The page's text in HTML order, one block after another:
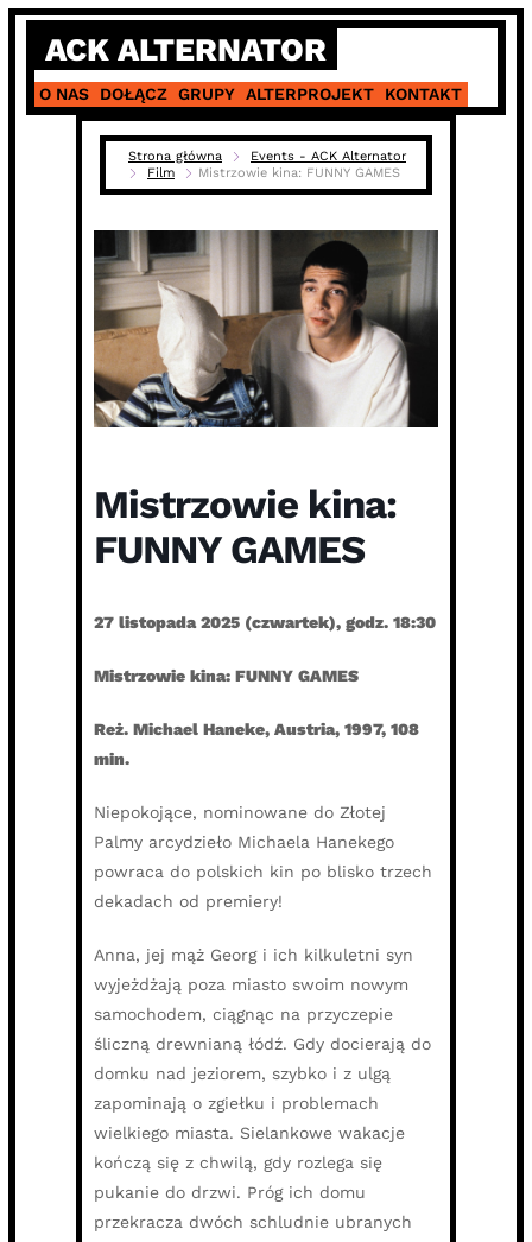
Skip
content
ACK ALTERNATOR
O NAS DOŁĄCZ GRUPY ALTERPROJEKT KONTAKT
Strona główna
Events - ACK Alternator
Film
Mistrzowie kina: FUNNY GAMES
Mistrzowie kina:
FUNNY GAMES
27 listopada 2025 (czwartek), godz. 18:30
Mistrzowie kina: FUNNY GAMES
Reż. Michael Haneke, Austria, 1997, 108
min.
Niepokojące, nominowane do Złotej
Palmy arcydzieło Michaela Hanekego
powraca do polskich kin po blisko trzech
dekadach od premiery!
Anna, jej mąż Georg i ich kilkuletni syn
wyjeżdżają poza miasto swoim nowym
samochodem, ciągnąc na przyczepie
śliczną drewnianą łódź. Gdy docierają do
domku nad jeziorem, szybko i z ulgą
zapominają o zgiełku i problemach
wielkiego miasta. Sielankowe wakacje
kończą się z chwilą, gdy rozlega się
pukanie do drzwi. Próg ich domu
przekracza dwóch schludnie ubranych